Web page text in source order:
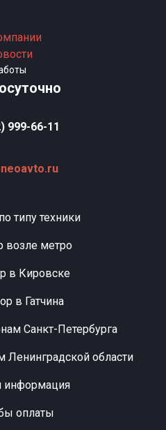
999-66-11
типу техники
возле метро
в Кировске
в Гатчина
Санкт-Петербурга
Ленинградской области
информация
оплаты